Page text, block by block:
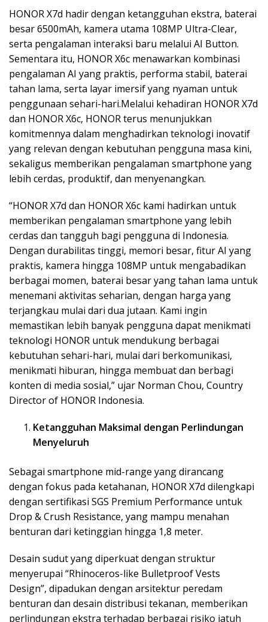
HONOR X7d hadir dengan ketangguhan ekstra, baterai
besar 6500mAh, kamera utama 108MP Ultra-Clear,
serta pengalaman interaksi baru melalui AI Button.
Sementara itu, HONOR X6c menawarkan kombinasi
pengalaman AI yang praktis, performa stabil, baterai
tahan lama, serta layar imersif yang nyaman untuk
penggunaan sehari-hari.Melalui kehadiran HONOR X7d
dan HONOR X6c, HONOR terus menunjukkan
komitmennya dalam menghadirkan teknologi inovatif
yang relevan dengan kebutuhan pengguna masa kini,
sekaligus memberikan pengalaman smartphone yang
lebih cerdas, produktif, dan menyenangkan.
“HONOR X7d dan HONOR X6c kami hadirkan untuk
memberikan pengalaman smartphone yang lebih
cerdas dan tangguh bagi pengguna di Indonesia.
Dengan durabilitas tinggi, memori besar, fitur AI yang
praktis, kamera hingga 108MP untuk mengabadikan
berbagai momen, baterai besar yang tahan lama untuk
menemani aktivitas seharian, dengan harga yang
terjangkau mulai dari dua jutaan. Kami ingin
memastikan lebih banyak pengguna dapat menikmati
teknologi HONOR untuk mendukung berbagai
kebutuhan sehari-hari, mulai dari berkomunikasi,
menikmati hiburan, hingga membuat dan berbagi
konten di media sosial,” ujar Norman Chou, Country
Director of HONOR Indonesia.
Ketangguhan Maksimal dengan Perlindungan
Menyeluruh
Sebagai smartphone mid-range yang dirancang
dengan fokus pada ketahanan, HONOR X7d dilengkapi
dengan sertifikasi SGS Premium Performance untuk
Drop & Crush Resistance, yang mampu menahan
benturan dari ketinggian hingga 1,8 meter.
Desain sudut yang diperkuat dengan struktur
menyerupai “Rhinoceros-like Bulletproof Vests
Design”, dipadukan dengan arsitektur peredam
benturan dan desain distribusi tekanan, memberikan
perlindungan ekstra terhadap berbagai risiko jatuh